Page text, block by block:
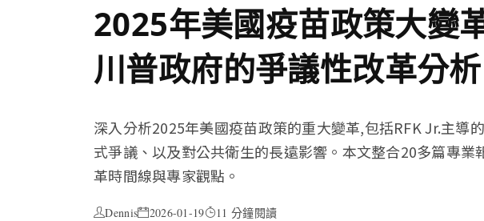
2025年美國疫苗政策大變
川普政府的爭議性改革分析
深入分析2025年美國疫苗政策的重大變革,包括RFK Jr.主導
式爭議、以及對公共衛生的長遠影響。本文整合20多篇專業
革時間線與專家觀點。
Dennis 2026-01-19 11 分鐘閱讀